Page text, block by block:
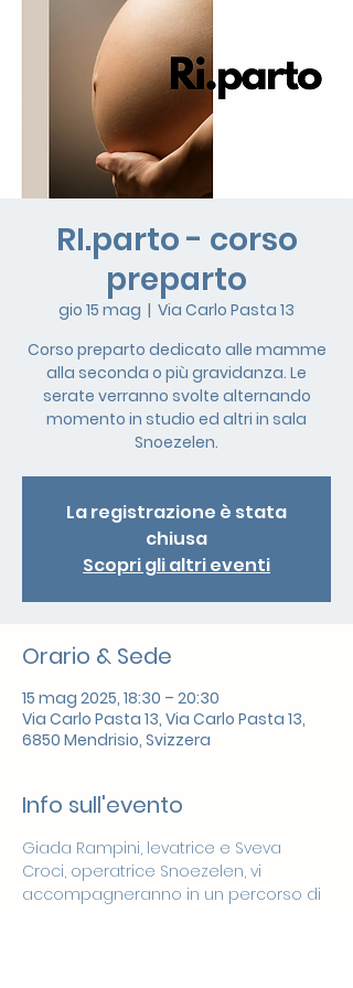
RI.parto - corso
preparto
gio 15 mag
  |
Via Carlo Pasta 13
Corso preparto dedicato alle mamme
alla seconda o più gravidanza. Le
serate verranno svolte alternando
momento in studio ed altri in sala
Snoezelen.
La registrazione è stata
chiusa
Scopri gli altri eventi
Orario & Sede
15 mag 2025, 18:30 – 20:30
Via Carlo Pasta 13, Via Carlo Pasta 13,
6850 Mendrisio, Svizzera
Info sull'evento
Giada Rampini, levatrice e Sveva
Croci, operatrice Snoezelen, vi
accompagneranno in un percorso di